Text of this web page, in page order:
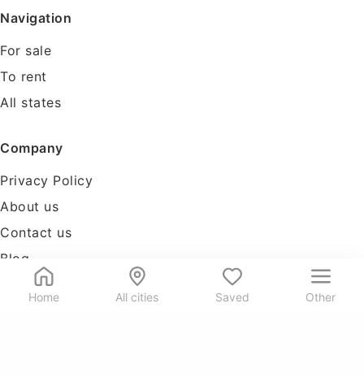
Home All cities Saved Other
Navigation
For sale
To rent
All states
Company
Privacy Policy
About us
Contact us
Blog
Tools